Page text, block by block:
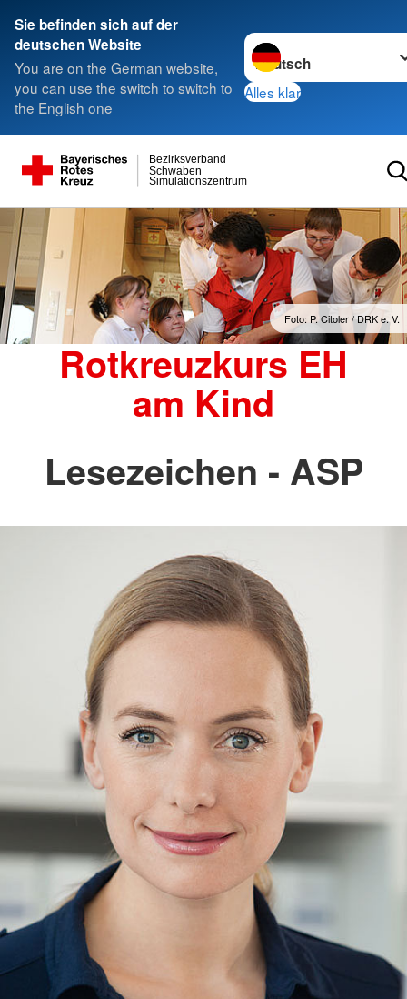
Sie befinden sich auf der
deutschen Website
You are on the German website,
you can use the switch to switch to
the English one
Sprache wechseln zu
Alles klar
Simulationszentrum
Schwaben
Bezirksverband
Foto: P. Citoler / DRK e. V.
Rotkreuzkurs EH
am Kind
Lesezeichen - ASP